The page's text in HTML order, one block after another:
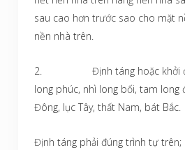
sau cao hơn trước sao cho mặt
nền nhà trên.
2. Định táng hoặc khởi đổ
long phúc, nhì long bối, tam long
Đông, lục Tây, thất Nam, bát Bắc.
Định táng phải đúng trình tự trên;